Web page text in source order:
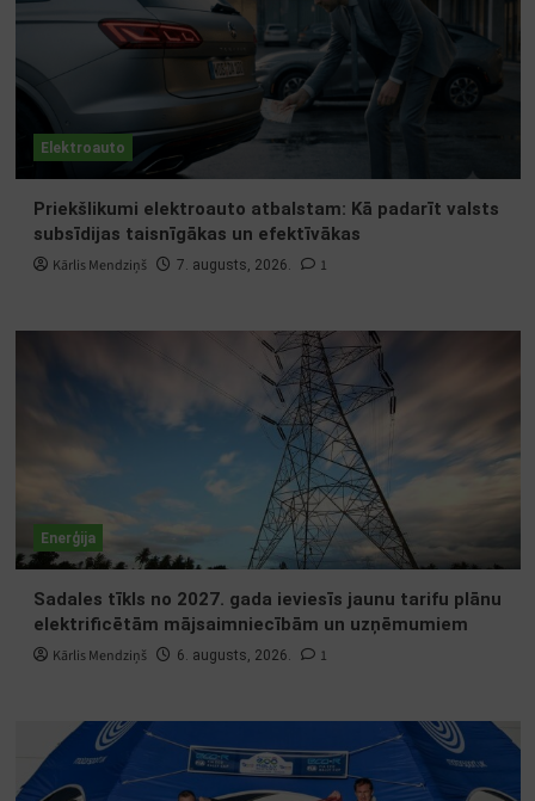
Elektroauto
Priekšlikumi elektroauto atbalstam: Kā padarīt valsts
subsīdijas taisnīgākas un efektīvākas
Kārlis Mendziņš 7. augusts, 2026. 1
Enerģija
Sadales tīkls no 2027. gada ieviesīs jaunu tarifu plānu
elektrificētām mājsaimniecībām un uzņēmumiem
Kārlis Mendziņš 6. augusts, 2026. 1